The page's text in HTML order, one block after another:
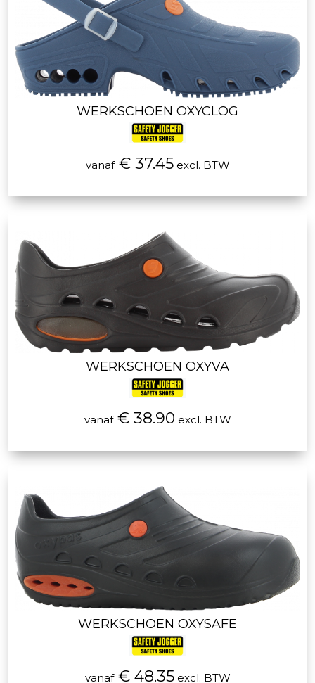
WERKSCHOEN OXYCLOG
vanaf€ 37.45excl. BTW
WERKSCHOEN OXYVA
vanaf€ 38.90 excl. BTW
WERKSCHOEN OXYSAFE
vanaf€ 48.35excl. BTW